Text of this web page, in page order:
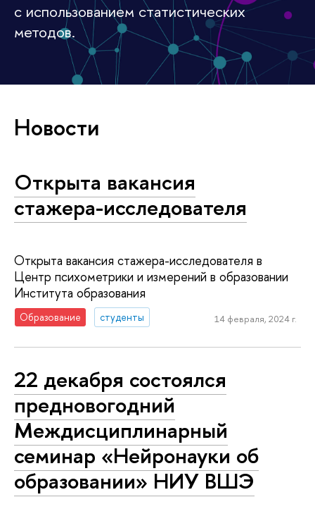
с использованием статистических
методов.
Новости
Открыта вакансия
стажера-исследователя
Открыта вакансия стажера-исследователя в
Центр психометрики и измерений в образовании
Института образования
Образование студенты 14 февраля, 2024 г.
22 декабря состоялся
предновогодний
Междисциплинарный
семинар «Нейронауки об
образовании» НИУ ВШЭ